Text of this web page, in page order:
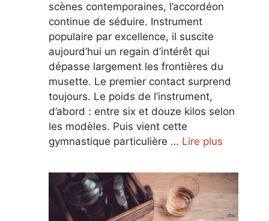
scènes contemporaines, l’accordéon
continue de séduire. Instrument
populaire par excellence, il suscite
aujourd’hui un regain d’intérêt qui
dépasse largement les frontières du
musette. Le premier contact surprend
toujours. Le poids de l’instrument,
d’abord : entre six et douze kilos selon
les modèles. Puis vient cette
gymnastique particulière … Lire plus